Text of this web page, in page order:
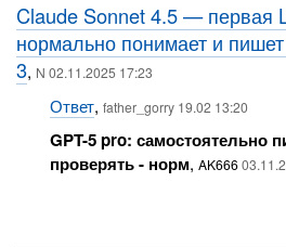
Claude Sonnet 4.5 — первая
нормально понимает и
3, N 02.11.2025 17:23
Ответ, father_gorry 19.02 13:20
GPT-5 pro: самостоятельно
проверять - норм, AK666